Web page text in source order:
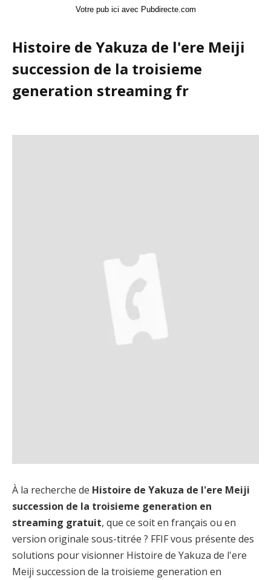
Votre pub ici avec Pubdirecte.com
Histoire de Yakuza de l'ere Meiji
succession de la troisieme
generation streaming fr
À la recherche de Histoire de Yakuza de l'ere Meiji
succession de la troisieme generation en
streaming gratuit, que ce soit en français ou en
version originale sous-titrée ? FFIF vous présente des
solutions pour visionner Histoire de Yakuza de l'ere
Meiji succession de la troisieme generation en